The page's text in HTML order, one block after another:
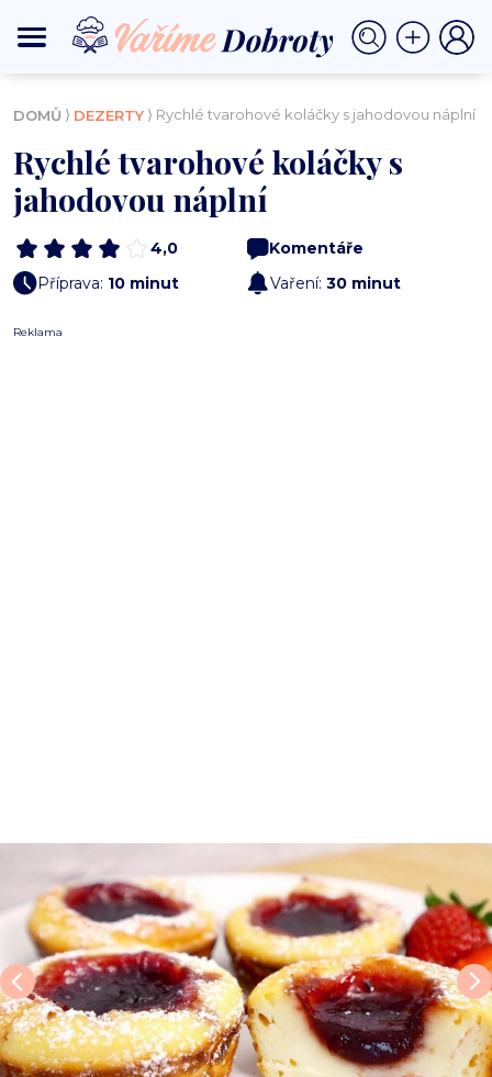
DOMŮ ⟩ DEZERTY ⟩ Rychlé tvarohové koláčky s jahodovou náplní
Rychlé tvarohové koláčky s
jahodovou náplní
4,0
Komentáře
Příprava: 10 minut Vaření: 30 minut
Reklama